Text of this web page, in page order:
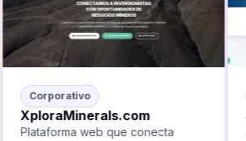
Corporativo
XploraMinerals.com
Plataforma web que conecta